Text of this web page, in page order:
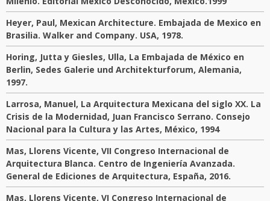
Heyer, Paul, Mexican Architecture. Embajada de Mexico en
Brasilia. Walker and Company. USA, 1978.
Horing, Jutta y Giesles, Ulla, La Embajada de México en
Berlin, Sedes Galerie und Architekturforum, Alemania,
1997.
Larrosa, Manuel, La Arquitectura Mexicana del siglo XX. La
Crisis de la Modernidad, Juan Francisco Serrano. Consejo
Nacional para la Cultura y las Artes, México, 1994
Mas, Llorens Vicente, VII Congreso Internacional de
Arquitectura Blanca. Centro de Ingeniería Avanzada.
General de Ediciones de Arquitectura, España, 2016.
Mas, Llorens Vicente, VI Congreso Internacional de